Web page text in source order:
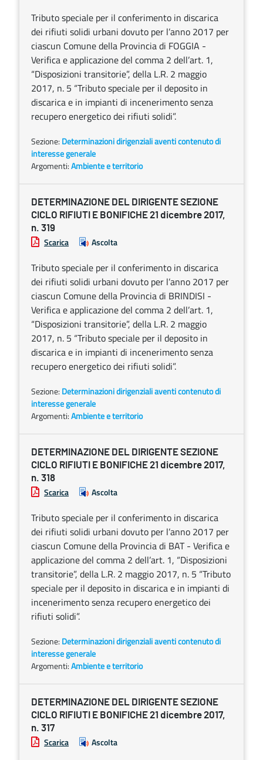
Tributo speciale per il conferimento in discarica
dei rifiuti solidi urbani dovuto per l’anno 2017 per
ciascun Comune della Provincia di FOGGIA -
Verifica e applicazione del comma 2 dell’art. 1,
“Disposizioni transitorie”, della L.R. 2 maggio
2017, n. 5 “Tributo speciale per il deposito in
discarica e in impianti di incenerimento senza
recupero energetico dei rifiuti solidi”.
Sezione: Determinazioni dirigenziali aventi contenuto di
interesse generale
Argomenti:Ambiente e territorio
DETERMINAZIONE DEL DIRIGENTE SEZIONE
CICLO RIFIUTI E BONIFICHE 21 dicembre 2017,
n. 319
Scarica Ascolta
Tributo speciale per il conferimento in discarica
dei rifiuti solidi urbani dovuto per l’anno 2017 per
ciascun Comune della Provincia di BRINDISI -
Verifica e applicazione del comma 2 dell’art. 1,
“Disposizioni transitorie”, della L.R. 2 maggio
2017, n. 5 “Tributo speciale per il deposito in
discarica e in impianti di incenerimento senza
recupero energetico dei rifiuti solidi”.
Sezione: Determinazioni dirigenziali aventi contenuto di
interesse generale
Argomenti:Ambiente e territorio
DETERMINAZIONE DEL DIRIGENTE SEZIONE
CICLO RIFIUTI E BONIFICHE 21 dicembre 2017,
n. 318
Scarica Ascolta
Tributo speciale per il conferimento in discarica
dei rifiuti solidi urbani dovuto per l’anno 2017 per
ciascun Comune della Provincia di BAT - Verifica e
applicazione del comma 2 dell’art. 1, “Disposizioni
transitorie”, della L.R. 2 maggio 2017, n. 5 “Tributo
speciale per il deposito in discarica e in impianti di
incenerimento senza recupero energetico dei
rifiuti solidi”.
Sezione: Determinazioni dirigenziali aventi contenuto di
interesse generale
Argomenti:Ambiente e territorio
DETERMINAZIONE DEL DIRIGENTE SEZIONE
CICLO RIFIUTI E BONIFICHE 21 dicembre 2017,
n. 317
Scarica Ascolta